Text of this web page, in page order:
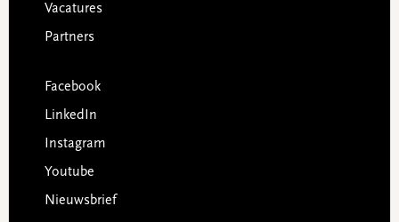
Vacatures
Partners
Facebook
LinkedIn
Instagram
Youtube
Nieuwsbrief